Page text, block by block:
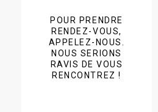
POUR PRENDRE
RENDEZ-VOUS,
APPELEZ-NOUS.
NOUS SERIONS
RAVIS DE VOUS
RENCONTREZ !